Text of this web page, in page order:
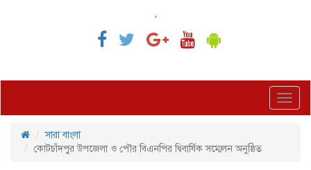
,
সারা বাংলা
কোটচাঁদপুর উপজেলা ও পৌর বিএনপির দ্বিবার্ষিক সম্মেলন অনুষ্ঠিত